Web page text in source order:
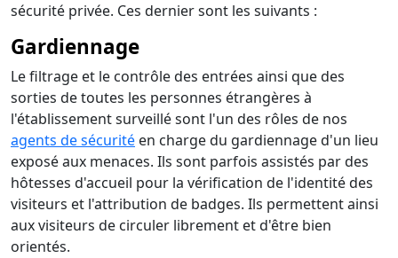
sécurité privée. Ces dernier sont les suivants :
Gardiennage
Le filtrage et le contrôle des entrées ainsi que des
sorties de toutes les personnes étrangères à
l'établissement surveillé sont l'un des rôles de nos
agents de sécurité en charge du gardiennage d'un lieu
exposé aux menaces. Ils sont parfois assistés par des
hôtesses d'accueil pour la vérification de l'identité des
visiteurs et l'attribution de badges. Ils permettent ainsi
aux visiteurs de circuler librement et d'être bien
orientés.